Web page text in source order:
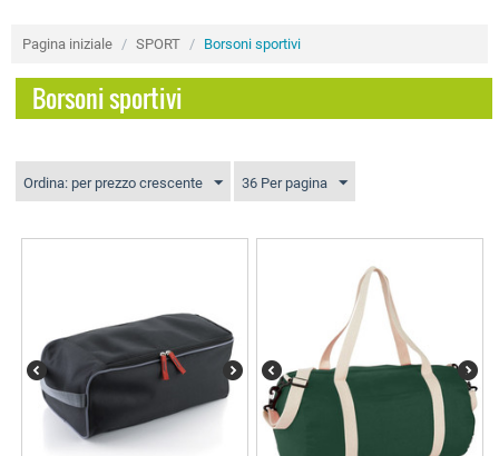
Pagina iniziale / SPORT / Borsoni sportivi
Borsoni sportivi
Ordina: per prezzo crescente 36 Per pagina